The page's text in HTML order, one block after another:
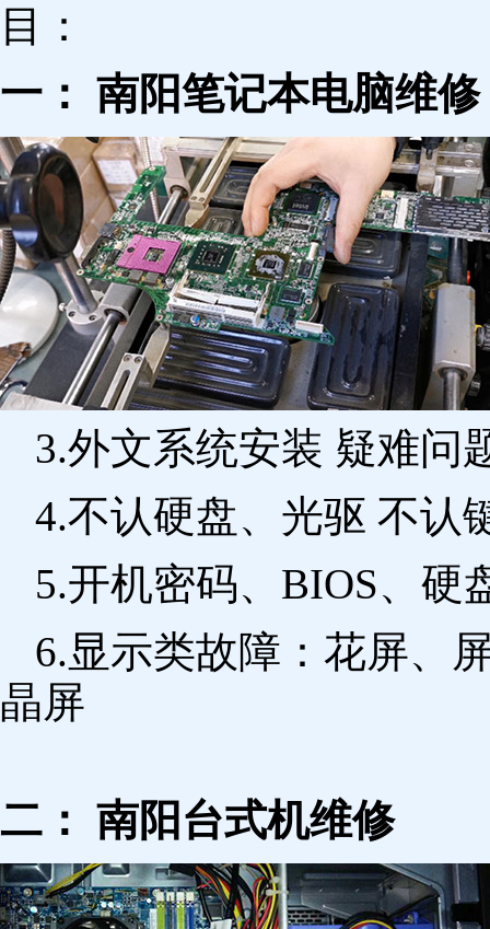
目：
一： 南阳笔记本电脑维修
3.外文系统安装 疑难问
4.不认硬盘、光驱 不认
5.开机密码、BIOS、硬
6.显示类故障：花屏、
晶屏
二： 南阳台式机维修